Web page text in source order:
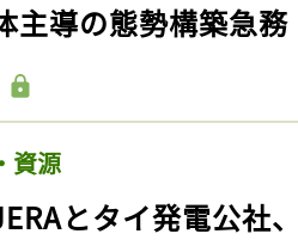
主導の態勢構築急務
資源
とタイ発電公社